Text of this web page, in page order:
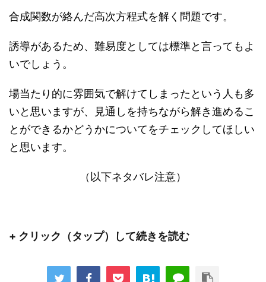
合成関数が絡んだ高次方程式を解く問題です。
誘導があるため、難易度としては標準と言ってもよ
いでしょう。
場当たり的に雰囲気で解けてしまったという人も多
いと思いますが、見通しを持ちながら解き進めるこ
とができるかどうかについてをチェックしてほしい
と思います。
（以下ネタバレ注意）
+ クリック（タップ）して続きを読む